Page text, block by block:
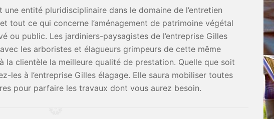
une entité pluridisciplinaire dans le domaine de l’entretien
tout ce qui concerne l’aménagement de patrimoine végétal
ou public. Les jardiniers-paysagistes de l’entreprise Gilles
les arboristes et élagueurs grimpeurs de cette même
la clientèle la meilleure qualité de prestation. Quelle que soit
les à l’entreprise Gilles élagage. Elle saura mobiliser toutes
pour parfaire les travaux dont vous aurez besoin.